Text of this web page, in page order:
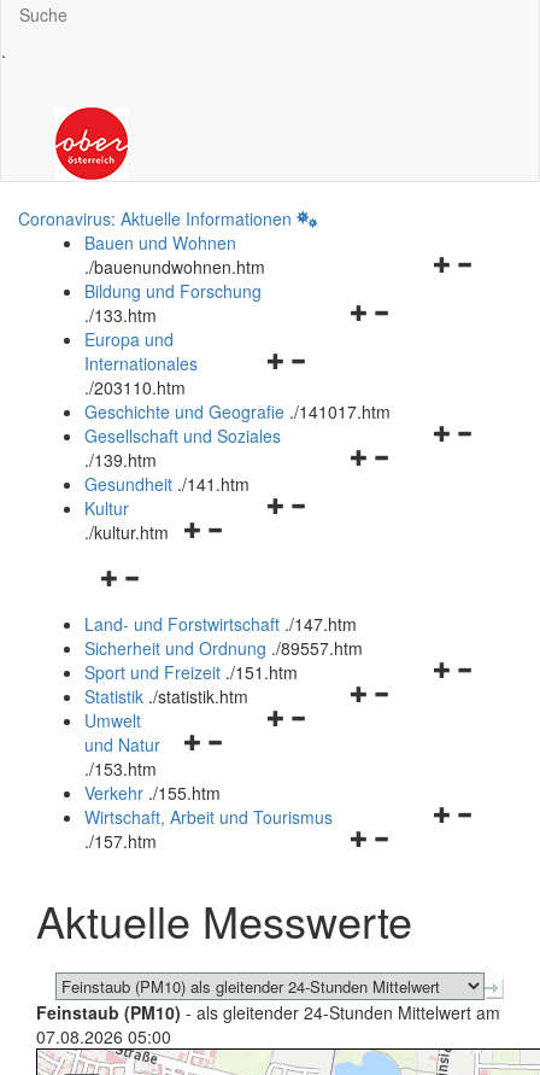
Suche
.
Coronavirus: Aktuelle Informationen
Bauen und Wohnen
./bauenundwohnen.htm
Navigationsmenü
Bildung und Forschung
./133.htm
Navigationsmenü
und
schließen
Europa und
Internationales
./203110.htm
Geschichte und Geografie ./141017.htm
Navigationsmenü
Gesellschaft und Soziales
./139.htm
Navigationsmenü
Gesundheit ./141.htm
Navigationsmenü
Kultur
./kultur.htm
Navigationsmenü
und
schließen
Land- und Forstwirtschaft ./147.htm
Sicherheit und Ordnung ./89557.htm
Navigationsmenü
Sport und Freizeit ./151.htm
Navigationsmenü
Statistik ./statistik.htm
Navigationsmenü
und
schließen
Umwelt
und Natur
./153.htm
Verkehr ./155.htm
Navigationsmenü
schließen
Wirtschaft, Arbeit und Tourismus
./157.htm
Aktuelle Messwerte
Feinstaub (PM10) - als gleitender 24-Stunden Mittelwert am
07.08.2026 05:00